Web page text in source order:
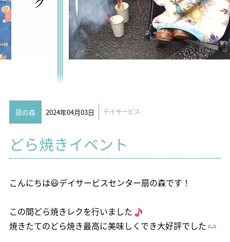
扇の森 2024年04月03日 デイサービス
どら焼きイベント
こんにちは😃デイサービスセンター扇の森です！
この間どら焼きレクを行いました
焼きたてのどら焼き最高に美味しくでき大好評でした